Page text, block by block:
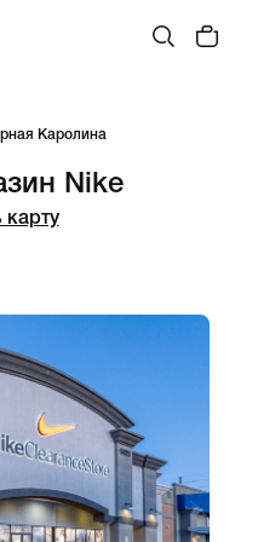
Каролина
Nike
карту